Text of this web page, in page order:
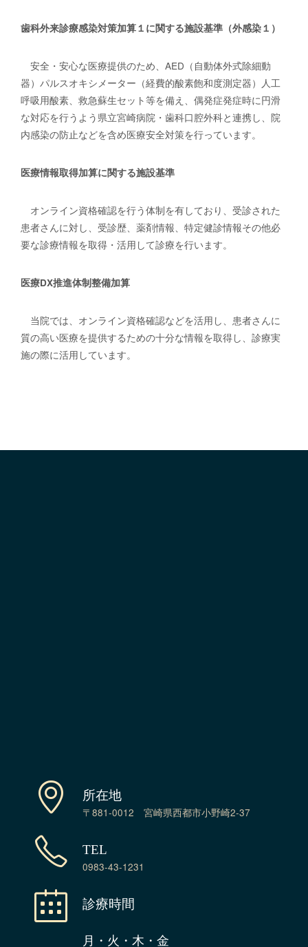
歯科外来診療感染対策加算１に関する施設基準（外感染１）
安全・安心な医療提供のため、AED（自動体外式除細動
器）パルスオキシメーター（経費的酸素飽和度測定器）人工
呼吸用酸素、救急蘇生セット等を備え、偶発症発症時に円滑
な対応を行うよう県立宮崎病院・歯科口腔外科と連携し、院
内感染の防止などを含め医療安全対策を行っています。
医療情報取得加算に関する施設基準
オンライン資格確認を行う体制を有しており、受診された
患者さんに対し、受診歴、薬剤情報、特定健診情報その他必
要な診療情報を取得・活用して診療を行います。
医療DX推進体制整備加算
当院では、オンライン資格確認などを活用し、患者さんに
質の高い医療を提供するための十分な情報を取得し、診療実
施の際に活用しています。
所在地
〒881-0012 宮崎県西都市小野崎2-37
TEL
0983-43-1231
診療時間
月・火・木・金